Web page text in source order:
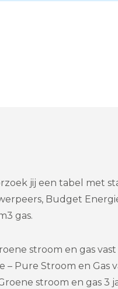
jij een tabel met
Budget
gas.
stroom en gas vast
– Pure Stroom en Gas
stroom en gas 3